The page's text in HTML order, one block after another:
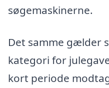
søgemaskinerne.
Det samme gælder
kategori for
kort periode